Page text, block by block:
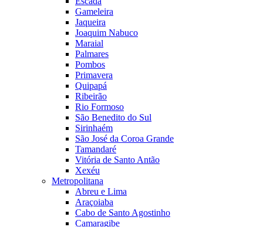
Gameleira
Jaqueira
Joaquim Nabuco
Maraial
Palmares
Pombos
Primavera
Quipapá
Ribeirão
Rio Formoso
São Benedito do Sul
Sirinhaém
São José da Coroa Grande
Tamandaré
Vitória de Santo Antão
Xexéu
Metropolitana
Abreu e Lima
Araçoiaba
Cabo de Santo Agostinho
Camaragibe